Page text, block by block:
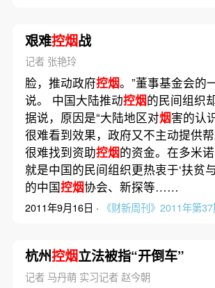
艰难控烟战
记者 张艳玲
脸，推动政府控烟。”董事基金会的
说。 中国大陆推动控烟的民间组织
据说，原因是“大陆地区对烟害的认
很难看到效果，政府又不主动提供
很难找到资助控烟的资金。在多米诺
就是中国的民间组织更热衷于‘扶贫
的中国控烟协会、新探等……
2011年9月16日 · 《财新周刊》2011年第
杭州控烟立法被指“开倒车”
记者 马丹萌 实习记者 赵今朝